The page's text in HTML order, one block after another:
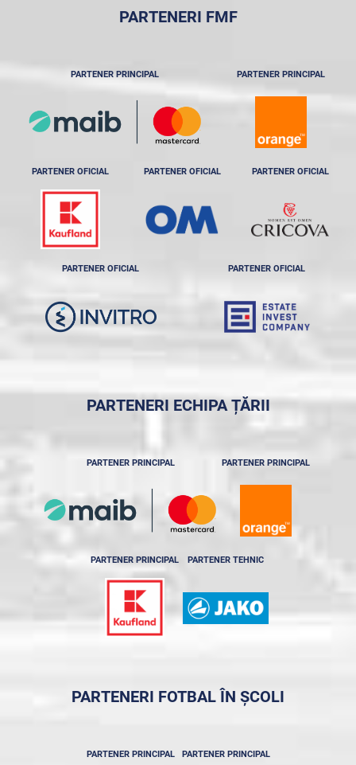
PARTENERI FMF
PARTENER PRINCIPAL PARTENER PRINCIPAL
PARTENER OFICIAL PARTENER OFICIAL PARTENER OFICIAL
PARTENER OFICIAL PARTENER OFICIAL
PARTENERI ECHIPA ȚĂRII
PARTENER PRINCIPAL PARTENER PRINCIPAL
PARTENER PRINCIPAL PARTENER TEHNIC
PARTENERI FOTBAL ÎN ȘCOLI
PARTENER PRINCIPAL PARTENER PRINCIPAL